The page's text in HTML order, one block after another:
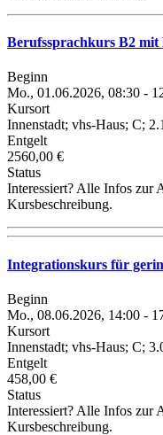
Berufssprachkurs B2 mit
Beginn
Mo., 01.06.2026, 08:30 -
Kursort
Innenstadt; vhs-Haus; C;
Entgelt
2560,00 €
Status
Interessiert? Alle Infos zur
Kursbeschreibung.
Integrationskurs für
Beginn
Mo., 08.06.2026, 14:00 -
Kursort
Innenstadt; vhs-Haus; C;
Entgelt
458,00 €
Status
Interessiert? Alle Infos zur
Kursbeschreibung.